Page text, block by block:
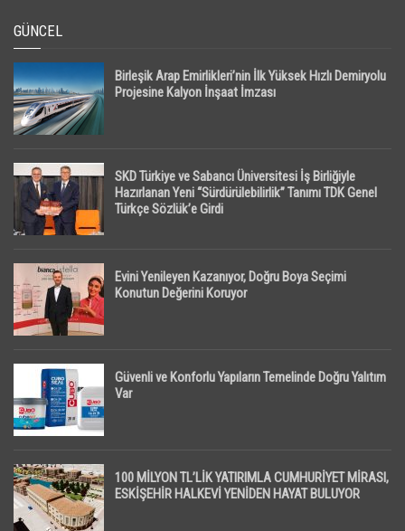
GÜNCEL
Birleşik Arap Emirlikleri’nin İlk Yüksek Hızlı Demiryolu
Projesine Kalyon İnşaat İmzası
SKD Türkiye ve Sabancı Üniversitesi İş Birliğiyle
Hazırlanan Yeni “Sürdürülebilirlik” Tanımı TDK Genel
Türkçe Sözlük’e Girdi
Evini Yenileyen Kazanıyor, Doğru Boya Seçimi
Konutun Değerini Koruyor
Güvenli ve Konforlu Yapıların Temelinde Doğru Yalıtım
Var
100 MİLYON TL’LİK YATIRIMLA CUMHURİYET MİRASI,
ESKİŞEHİR HALKEVİ YENİDEN HAYAT BULUYOR